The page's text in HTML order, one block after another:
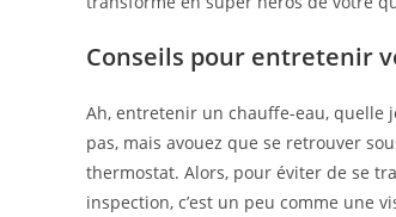
Conseils pour entretenir
Ah, entretenir un chauffe-eau, quelle
pas, mais avouez que se retrouver
thermostat. Alors, pour éviter de se
inspection, c’est un peu comme une